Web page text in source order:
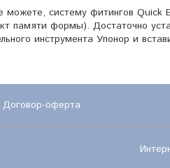
можете, систему фитингов Quick
памяти формы). Достаточно
инструмента Упонор и
Договор-оферта